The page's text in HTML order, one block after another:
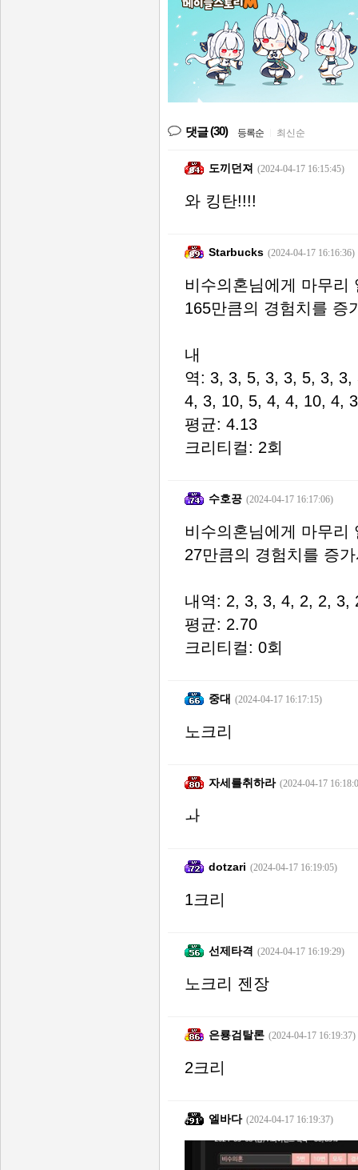
댓글(30) 등록순 최신순
도끼던져 (2024-04-17 16:15:45)
와 킹탄!!!!
Starbucks (2024-04-17 16:16:36)
비수의혼님에게 마무리
165만큼의 경험치를 증
내
역: 3, 3, 5, 3, 3, 5, 3,
4, 3, 10, 5, 4, 4, 10, 4,
평균: 4.13
크리티컬: 2회
수호끙 (2024-04-17 16:17:06)
비수의혼님에게 마무리
27만큼의 경험치를 증
내역: 2, 3, 3, 4, 2, 2, 3,
평균: 2.70
크리티컬: 0회
중대 (2024-04-17 16:17:15)
노크리
자세를취하라 (2024-04-17
ㅘ
dotzari (2024-04-17 16:19:05)
1크리
선제타격 (2024-04-17 16:19:29)
노크리 젠장
은룡검탈론 (2024-04-17 16:19:37)
2크리
엘바다 (2024-04-17 16:19:37)